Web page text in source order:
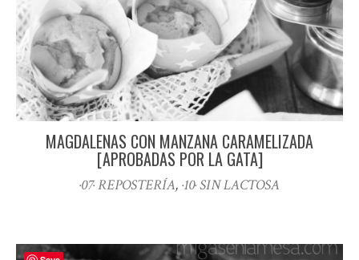
MAGDALENAS CON MANZANA CARAMELIZADA
[APROBADAS POR LA GATA]
·07· REPOSTERÍA, ·10· SIN LACTOSA